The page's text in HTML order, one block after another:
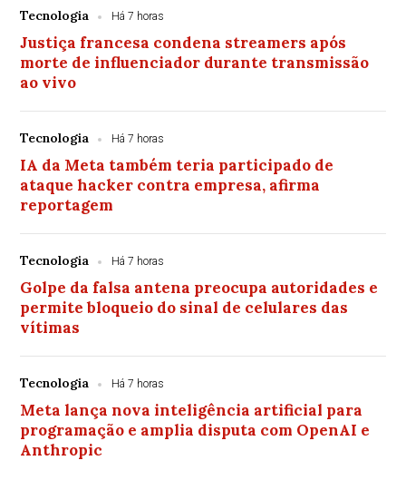
Tecnologia Há 7 horas
Justiça francesa condena streamers após
morte de influenciador durante transmissão
ao vivo
Tecnologia Há 7 horas
IA da Meta também teria participado de
ataque hacker contra empresa, afirma
reportagem
Tecnologia Há 7 horas
Golpe da falsa antena preocupa autoridades e
permite bloqueio do sinal de celulares das
vítimas
Tecnologia Há 7 horas
Meta lança nova inteligência artificial para
programação e amplia disputa com OpenAI e
Anthropic